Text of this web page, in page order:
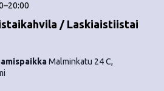
nv
/ Laskiaistiistai
–20:00
Malminkatu 24 C,